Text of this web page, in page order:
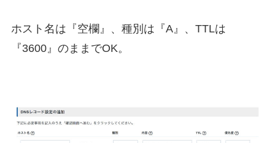
ホスト名は『空欄』、種別は『A』、TTLは
『3600』のままでOK。